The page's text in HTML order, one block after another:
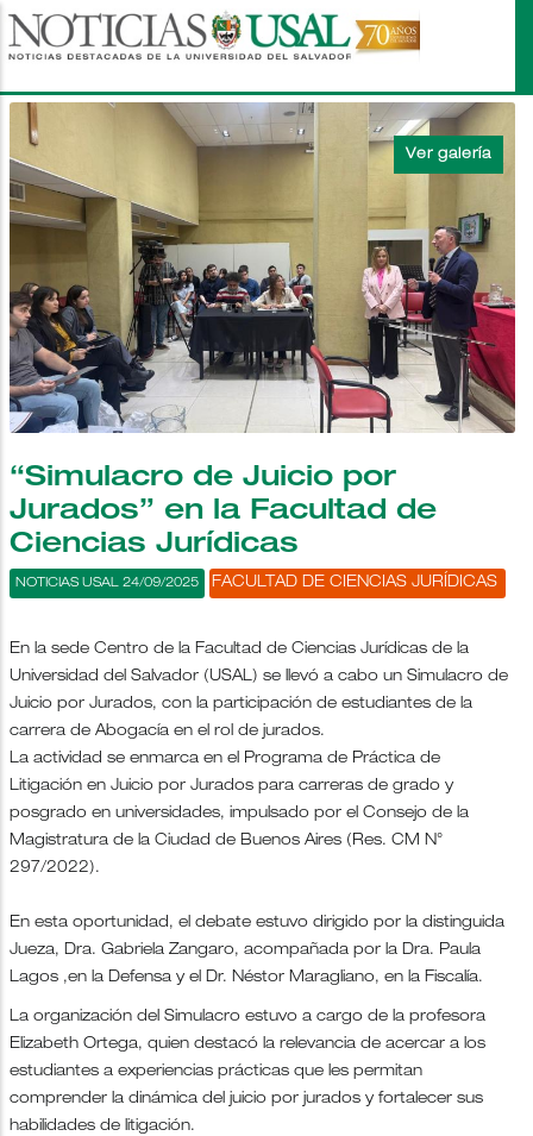
Pasar
al
principal
“Simulacro de Juicio por
Jurados” en la Facultad de
Ciencias Jurídicas
FACULTAD DE CIENCIAS JURÍDICAS
NOTICIAS USAL 24/09/2025
En la sede Centro de la Facultad de Ciencias Jurídicas de la
Universidad del Salvador (USAL) se llevó a cabo un Simulacro de
Juicio por Jurados, con la participación de estudiantes de la
carrera de Abogacía en el rol de jurados.
La actividad se enmarca en el Programa de Práctica de
Litigación en Juicio por Jurados para carreras de grado y
posgrado en universidades, impulsado por el Consejo de la
Magistratura de la Ciudad de Buenos Aires (Res. CM N°
297/2022).
En esta oportunidad, el debate estuvo dirigido por la distinguida
Jueza, Dra. Gabriela Zangaro, acompañada por la Dra. Paula
Lagos ,en la Defensa y el Dr. Néstor Maragliano, en la Fiscalía.
La organización del Simulacro estuvo a cargo de la profesora
Elizabeth Ortega, quien destacó la relevancia de acercar a los
estudiantes a experiencias prácticas que les permitan
comprender la dinámica del juicio por jurados y fortalecer sus
habilidades de litigación.